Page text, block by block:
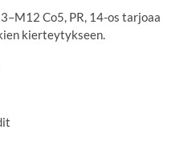
Co5, PR, 14-os tarjoaa
kierteytykseen.